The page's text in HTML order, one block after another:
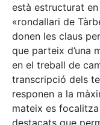
està estructurat
«rondallari de
donen les claus
que parteix d’una
en el treball de
transcripció dels
responen a la
mateix es focalitza